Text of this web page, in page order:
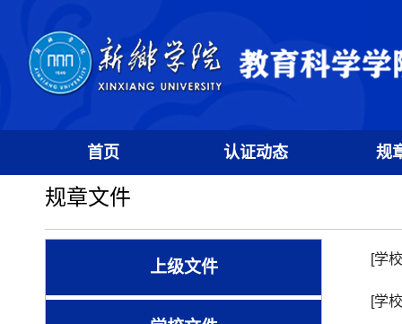
首页 认证动态 规
规章文件
上级文件 [学
[学